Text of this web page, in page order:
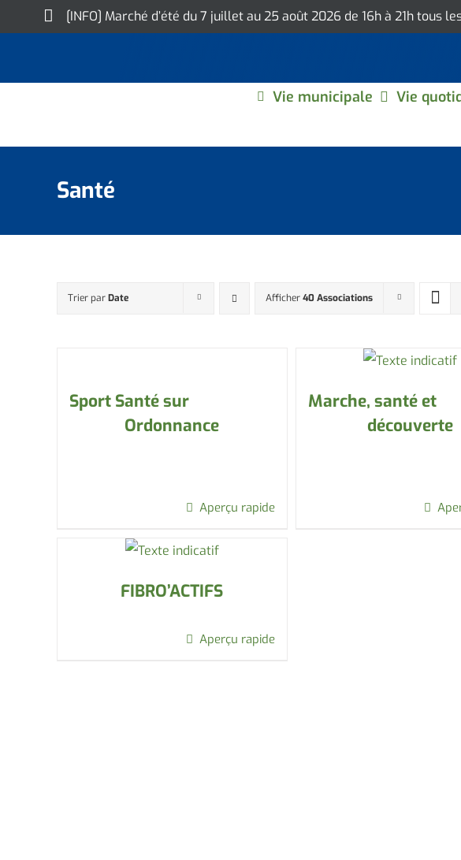
to
[INFO] Marché d’été du 7 juillet au 25 août 2026 de 16h à 21h
Vie municipale Vie
Santé
Trier parDate Afficher40 Associations
Sport Santé sur
Ordonnance
Aperçu rapide
Marche, santé et
découverte
FIBRO’ACTIFS
Aperçu rapide